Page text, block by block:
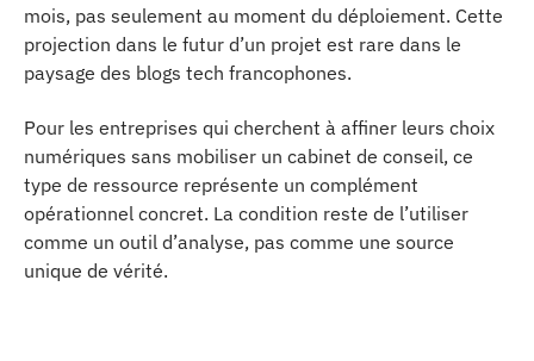
mois, pas seulement au moment du déploiement. Cette
projection dans le futur d’un projet est rare dans le
paysage des blogs tech francophones.
Pour les entreprises qui cherchent à affiner leurs choix
numériques sans mobiliser un cabinet de conseil, ce
type de ressource représente un complément
opérationnel concret. La condition reste de l’utiliser
comme un outil d’analyse, pas comme une source
unique de vérité.